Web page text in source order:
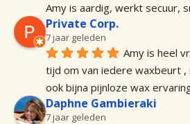
Amy is aardig, werkt secuur,
Private Corp.
7 jaar geleden
Amy is heel
tijd om van iedere waxbeurt ,
ook bijna pijnloze wax
Daphne Gambieraki
7 jaar geleden